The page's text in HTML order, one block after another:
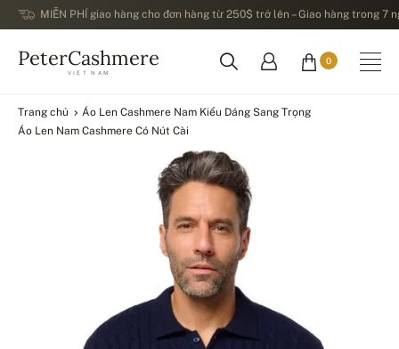
MIỄN PHÍ giao hàng cho đơn hàng từ 250$ trở lên – Giao hàng trong 7
PeterCashmere
VIỆT NAM
0
Trang chủ
Áo Len Cashmere Nam Kiểu Dáng Sang Trọng
Áo Len Nam Cashmere Có Nút Cài